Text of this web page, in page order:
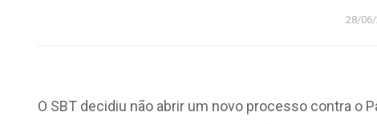
28/
O SBT decidiu não abrir um novo processo contra o